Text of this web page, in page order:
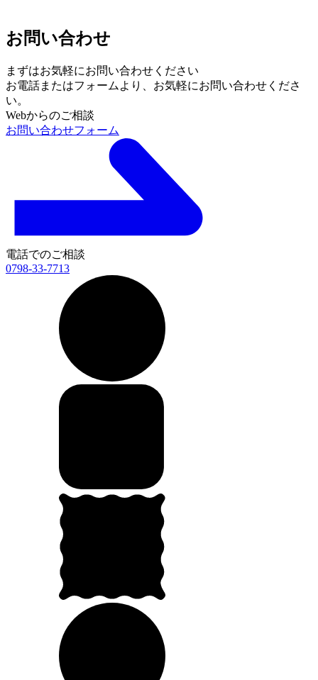
お問い合わせ
まずはお気軽にお問い合わせください
お電話またはフォームより、 お気軽にお問い合わせくださ
い。
Webからのご相談
お問い合わせフォーム
電話でのご相談
0798-33-7713